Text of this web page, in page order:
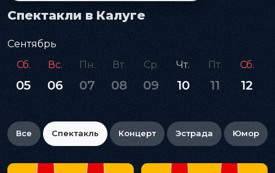
Спектакли в Калуге
Сентябрь
Сб.
05
Вс.
06
Пн.
07
Вт.
08
Ср.
09
Чт.
10
Пт.
11
Сб.
12
Все Спектакль Концерт Эстрада Юмор